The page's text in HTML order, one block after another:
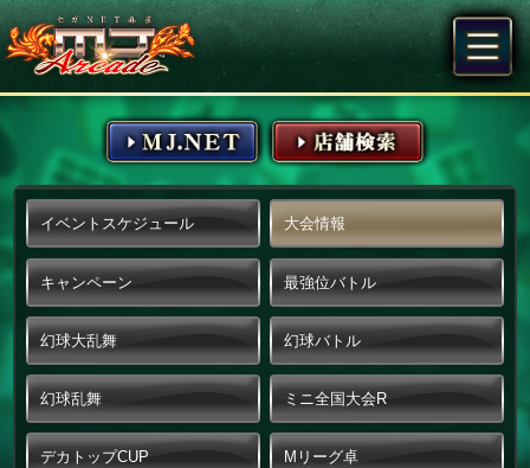
イベントスケジュール 大会情報
キャンペーン 最強位バトル
幻球大乱舞 幻球バトル
幻球乱舞 ミニ全国大会R
デカトップCUP Mリーグ卓